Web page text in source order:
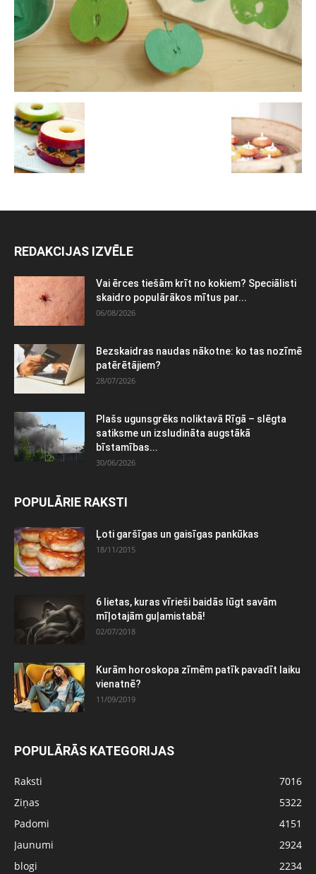
REDAKCIJAS IZVĒLE
Vai ērces tiešām krīt no kokiem? Speciālisti
skaidro populārākos mītus par...
06/08/2026
Bezskaidras naudas nākotne: ko tas nozīmē
patērētājiem?
28/07/2026
Plašs ugunsgrēks noliktavā Rīgā – slēgta
satiksme un izsludināta augstākā
bīstamības...
30/06/2026
POPULĀRIE RAKSTI
Ļoti garšīgas un gaisīgas pankūkas
18/11/2015
6 lietas, kuras vīrieši baidās lūgt savām
mīļotajām guļamistabā!
02/07/2018
Kurām horoskopa zīmēm patīk pavadīt laiku
vienatnē?
11/09/2019
POPULĀRĀS KATEGORIJAS
Raksti
7016
Ziņas
5322
Padomi
4151
Jaunumi
2924
blogi
2234